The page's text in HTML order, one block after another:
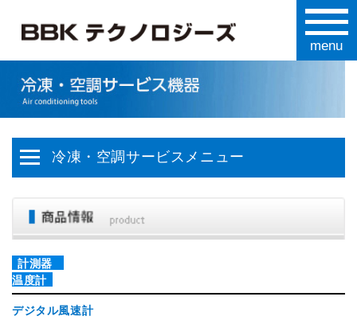
冷凍・空調サービスメニュー
計測器
温度計
デジタル風速計